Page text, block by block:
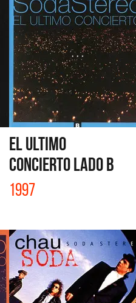
EL ULTIMO
CONCIERTO LADO B
1997